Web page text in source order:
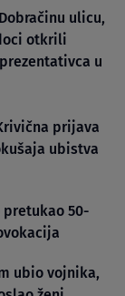
ulicu,
otkrili
u
prijava
ubistva
pretukao 50-
ubio vojnika,